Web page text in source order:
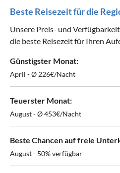
Beste Reisezeit für die
Unsere Preis- und
die beste Reisezeit für Ihren
Günstigster Monat:
April - Ø 226€/Nacht
Teuerster Monat:
August - Ø 453€/Nacht
Beste Chancen auf freie
August - 50% verfügbar